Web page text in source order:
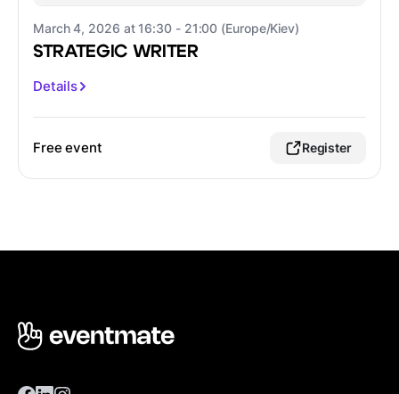
March 4, 2026 at 16:30 - 21:00 (Europe/Kiev)
STRATEGIC WRITER
Details
Free event Register